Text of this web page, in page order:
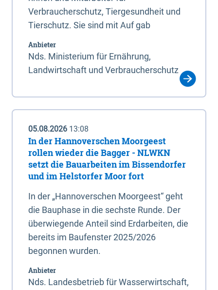
Verbraucherschutz, Tiergesundheit und
Tierschutz. Sie sind mit Auf gab
Anbieter
Nds. Ministerium für Ernährung,
Landwirtschaft und Verbraucherschutz
05.08.2026 13:08
In der Hannoverschen Moorgeest
rollen wieder die Bagger - NLWKN
setzt die Bauarbeiten im Bissendorfer
und im Helstorfer Moor fort
In der „Hannoverschen Moorgeest“ geht
die Bauphase in die sechste Runde. Der
überwiegende Anteil sind Erdarbeiten, die
bereits im Baufenster 2025/2026
begonnen wurden.
Anbieter
Nds. Landesbetrieb für Wasserwirtschaft,